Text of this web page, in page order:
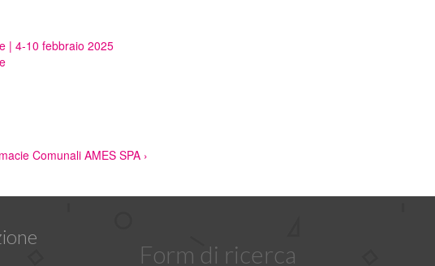
| 4-10 febbraio 2025
Comunali AMES SPA ›
Form di ricerca